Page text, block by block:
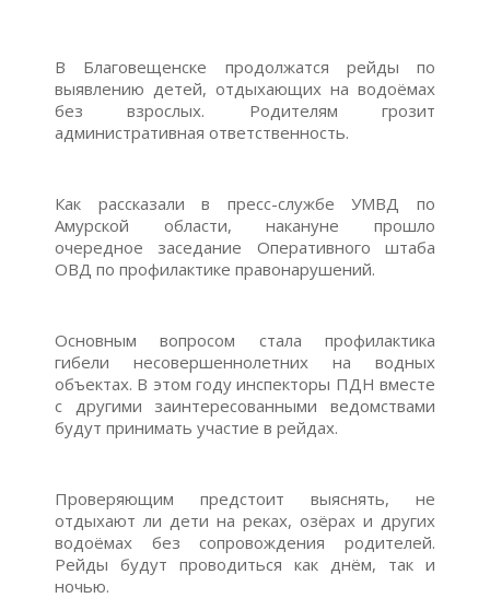
В Благовещенске продолжатся рейды по
выявлению детей, отдыхающих на водоёмах
без взрослых. Родителям грозит
административная ответственность.
Как рассказали в пресс-службе УМВД по
Амурской области, накануне прошло
очередное заседание Оперативного штаба
ОВД по профилактике правонарушений.
Основным вопросом стала профилактика
гибели несовершеннолетних на водных
объектах. В этом году инспекторы ПДН вместе
с другими заинтересованными ведомствами
будут принимать участие в рейдах.
Проверяющим предстоит выяснять, не
отдыхают ли дети на реках, озёрах и других
водоёмах без сопровождения родителей.
Рейды будут проводиться как днём, так и
ночью.